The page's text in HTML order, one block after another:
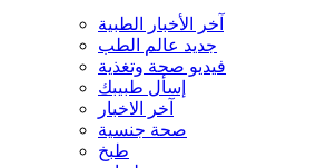
آخر الأخبار الطبية
جديد عالم الطب
فيديو صحة وتغذية
إسأل طبيبك
آخر الاخبار
صحة جنسية
طبخ